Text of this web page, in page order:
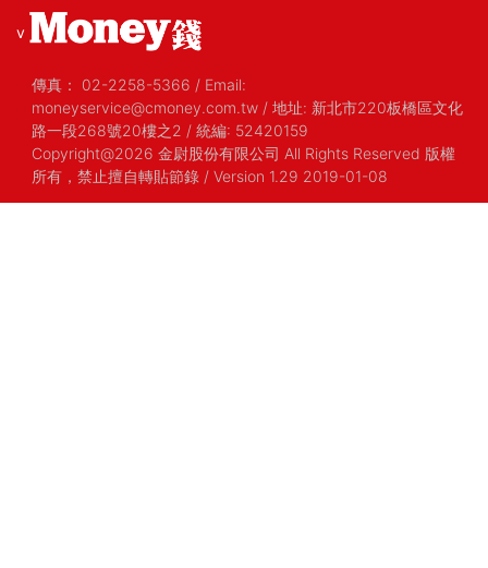
v
傳真： 02-2258-5366 / Email:
moneyservice@cmoney.com.tw / 地址: 新北市220板橋區文化
路一段268號20樓之2 / 統編: 52420159
Copyright@2026 金尉股份有限公司 All Rights Reserved 版權
所有，禁止擅自轉貼節錄 / Version 1.29 2019-01-08